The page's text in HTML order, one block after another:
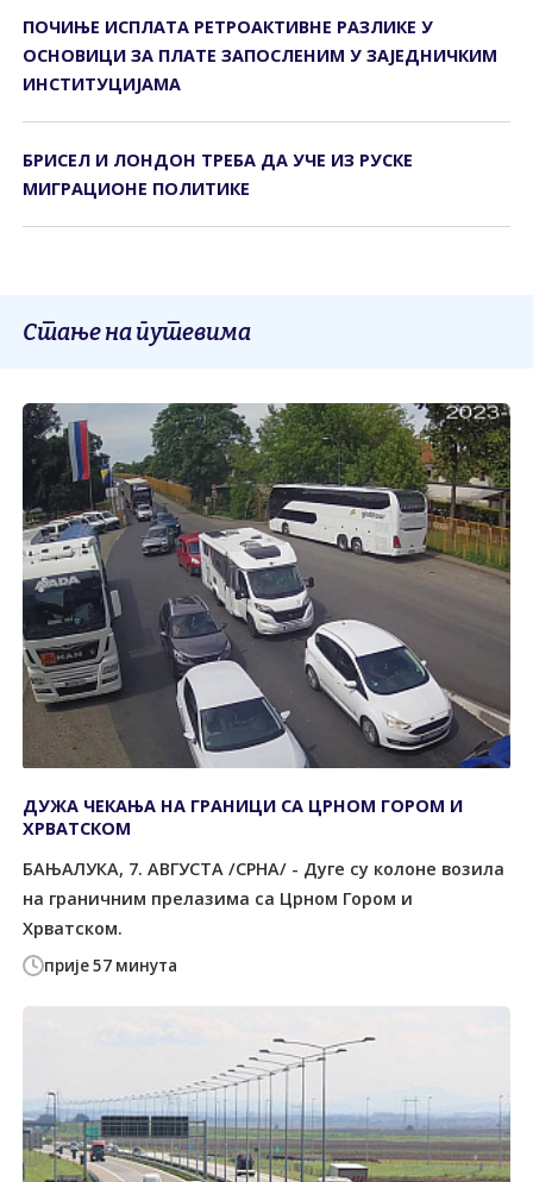
ПОЧИЊЕ ИСПЛАТА РЕТРОАКТИВНЕ РАЗЛИКЕ У
ОСНОВИЦИ ЗА ПЛАТЕ ЗАПОСЛЕНИМ У ЗАЈЕДНИЧКИМ
ИНСТИТУЦИЈАМА
БРИСЕЛ И ЛОНДОН ТРЕБА ДА УЧЕ ИЗ РУСКЕ
МИГРАЦИОНЕ ПОЛИТИКЕ
Стање на путевима
прије 57 минута
ДУЖА ЧЕКАЊА НА ГРАНИЦИ СА ЦРНОМ ГОРОМ И
ХРВАТСКОМ
БАЊАЛУКА, 7. АВГУСТА /СРНА/ - Дуге су колоне возила
на граничним прелазима са Црном Гором и
Хрватском.